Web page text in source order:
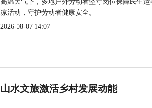
高温天气下，多地户外劳动者坚守岗位保障民生
凉活动，守护劳动者健康安全。
2026-08-07 14:07
山水文旅激活乡村发展动能